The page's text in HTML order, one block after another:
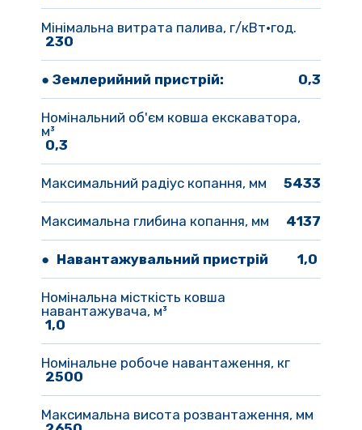
Мінімальна витрата палива, г/кВт·год.
230
● Землерийний пристрій: 0,3
Номінальний об'єм ковша екскаватора,
м³
0,3
Максимальний радіус копання, мм 5433
Максимальна глибина копання, мм 4137
● Навантажувальний пристрій 1,0
Номінальна місткість ковша
навантажувача, м³
1,0
Номінальне робоче навантаження, кг
2500
Максимальна висота розвантаження, мм